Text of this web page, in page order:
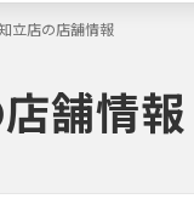
立店の店舗情報
舗情報